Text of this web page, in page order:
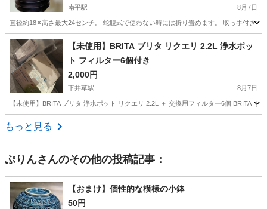
南平駅 8月7日
直径約18✕高さ最大24センチ。 蛇腹式で使わない時には折り畳めます。 取っ手付きで
東京 日野市 南平駅 取っ手
【未使用】BRITA ブリタ リクエリ 2.2L 浄水ポッ
ト フィルター6個付き
2,000円
下井草駅 8月7日
【未使用】BRITA ブリタ 浄水ポット リクエリ 2.2L ＋ 交換用フィルター6個 BRITA
東京 杉並区
もっと見る
ぷりんさんのその他の投稿記事：
【おまけ】個性的な模様の小鉢
50円